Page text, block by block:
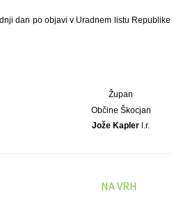
dan po objavi v Uradnem listu Republike
Župan
Občine Škocjan
Jože Kapler l.r.
NA VRH